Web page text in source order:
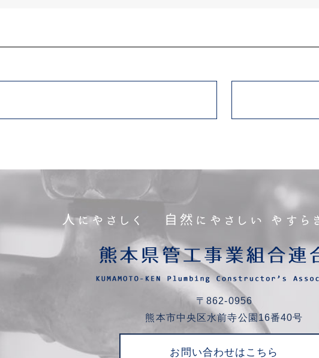
〒862-0956
熊本市中央区水前寺公園16番40号
お問い合わせはこちら